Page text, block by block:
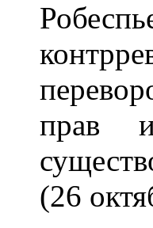
прав
(26